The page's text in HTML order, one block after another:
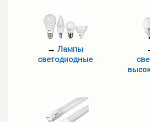
→ Лампы
светодиодные